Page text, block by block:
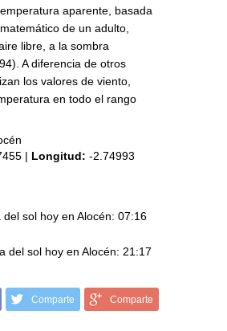
aparente, basada
de un adulto,
libre, a la sombra
A diferencia de otros
los valores de viento,
en todo el rango
| Longitud: -2.74993
del sol hoy en Alocén: 07:16
del sol hoy en Alocén: 21:17
Comparte Comparte